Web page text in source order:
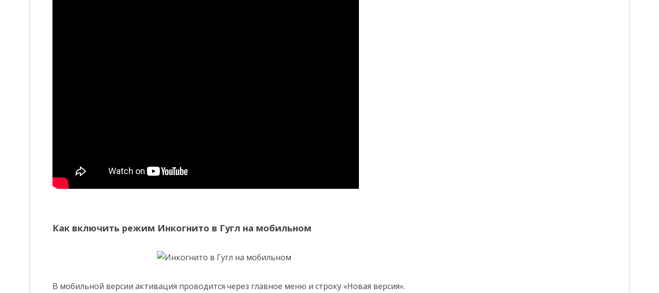
Как включить режим Инкогнито в Гугл на мобильном
В мобильной версии активация проводится через главное меню и строку «Новая версия».